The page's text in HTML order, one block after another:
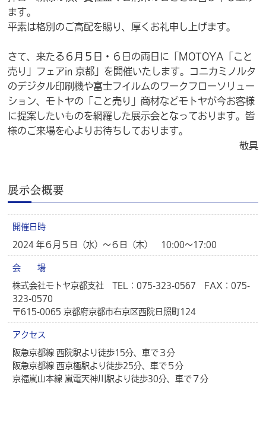
ます。
平素は格別のご高配を賜り、厚くお礼申し上げます。
さて、来たる６月５日・６日の両日に「MOTOYA「こと
売り」フェアin 京都」を開催いたします。コニカミノルタ
のデジタル印刷機や富士フイルムのワークフローソリュー
ション、モトヤの「こと売り」商材などモトヤが今お客様
に提案したいものを網羅した展示会となっております。皆
様のご来場を心よりお待ちしております。
敬具
展示会概要
開催日時
2024 年６月５日（水）～６日（木） 10:00～17:00
会 場
株式会社モトヤ京都支社 TEL：075-323-0567 FAX：075-
323-0570
〒615-0065 京都府京都市右京区西院日照町124
アクセス
阪急京都線 西院駅より徒歩15分、車で３分
阪急京都線 西京極駅より徒歩25分、車で５分
京福嵐山本線 嵐電天神川駅より徒歩30分、車で７分